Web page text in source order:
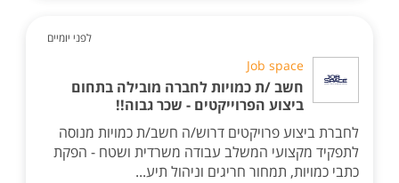
לפני יומיים
Job space
חשב /ת כמויות לחברה מובילה בתחום
ביצוע הפרוייקטים - שכר גבוה!!
לחברת ביצוע פרויקטים דרוש/ה חשב/ת כמויות מנוסה
לתפקיד מקצועי המשלב עבודה משרדית ושטח - הפקת
כתבי כמויות, תמחור חריגים וניהול תיע...